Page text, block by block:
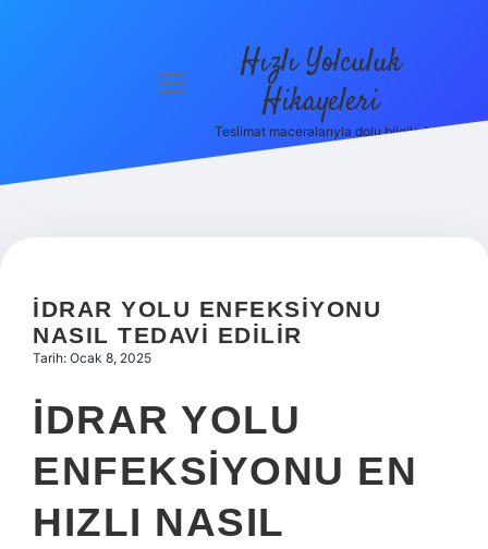
Hakkımızda
menüyü
Hızlı Yolculuk
Hikayeleri
Teslimat maceralarıyla dolu bilgiler!
İDRAR YOLU ENFEKSIYONU
NASIL TEDAVI EDILIR
Tarih: Ocak 8, 2025
İDRAR YOLU
ENFEKSIYONU EN
HIZLI NASIL